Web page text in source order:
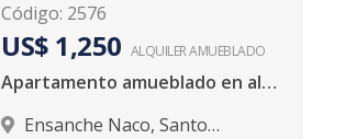
Código: 2576
US$ 1,250 ALQUILERAMUEBLADO
Apartamento amueblado en alquiler Naco
Ensanche Naco, Santo